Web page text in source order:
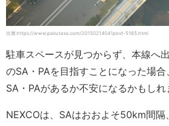
出展:https://www.pakutaso.com/20150214041post-5165.html
駐車スペースが見つからず、本線へ
のSA・PAを目指すことになった場
SA・PAがあるか不安になるかもしれ
NEXCOは、SAはおおよそ50km間隔